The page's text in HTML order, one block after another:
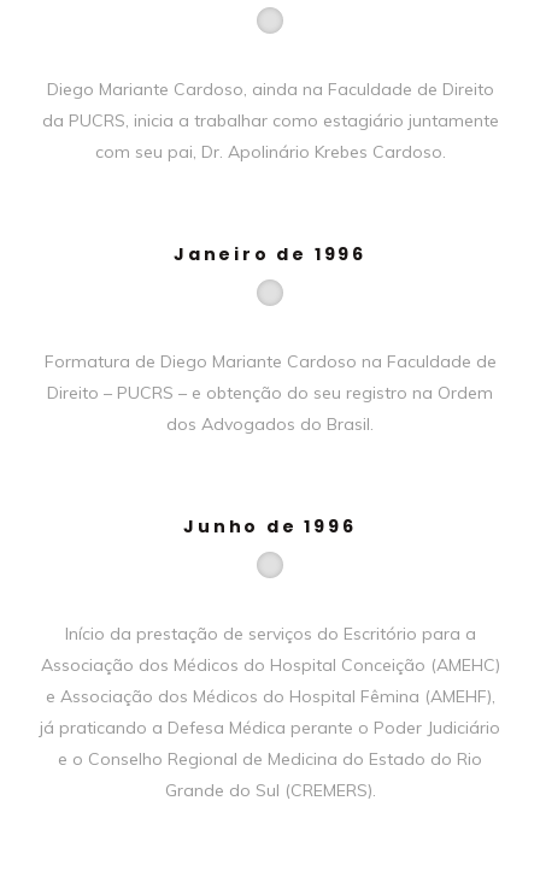
Diego Mariante Cardoso, ainda na Faculdade de Direito
da PUCRS, inicia a trabalhar como estagiário juntamente
com seu pai, Dr. Apolinário Krebes Cardoso.
Janeiro de 1996
Formatura de Diego Mariante Cardoso na Faculdade de
Direito – PUCRS – e obtenção do seu registro na Ordem
dos Advogados do Brasil.
Junho de 1996
Início da prestação de serviços do Escritório para a
Associação dos Médicos do Hospital Conceição (AMEHC)
e Associação dos Médicos do Hospital Fêmina (AMEHF),
já praticando a Defesa Médica perante o Poder Judiciário
e o Conselho Regional de Medicina do Estado do Rio
Grande do Sul (CREMERS).